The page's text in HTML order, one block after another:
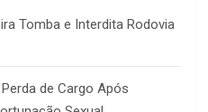
Tomba e Interdita Rodovia
de Cargo Após